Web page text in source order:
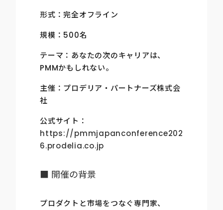
形式：完全オフライン
規模：500名
テーマ：あなたの次のキャリアは、
PMMかもしれない。
主催：プロデリア・パートナーズ株式会
社
公式サイト：
https://pmmjapanconference202
6.prodelia.co.jp
■ 開催の背景
プロダクトと市場をつなぐ専門家、